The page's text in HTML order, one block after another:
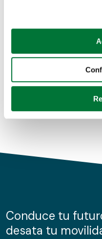
Si lo permite, también
Recopilar
Identificar su
para buscar
Obtenga más
de cookies.
información sobre el uso
nuestros partners de
Coches de segunda mano
Coches de km0
Conduce tu
desata tu